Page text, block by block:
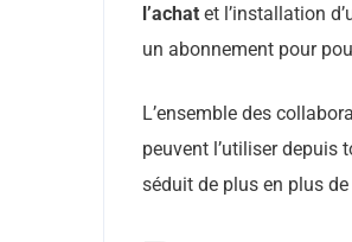
l’achat et l’installation
un abonnement pour
L’ensemble des
peuvent l’utiliser depuis
séduit de plus en plus